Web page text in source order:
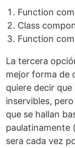
Function
Class
Function
La tercera
mejor forma de
quiere decir
inservibles,
que se hallan
paulatinamente
sera cada vez